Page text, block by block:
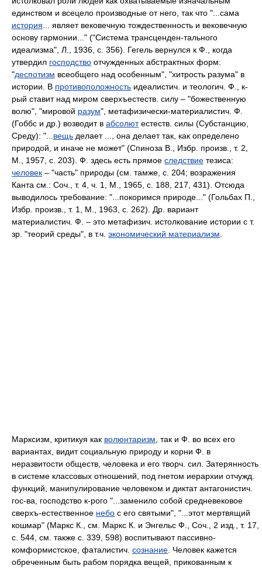
единством и всецело производные от него, так что "...сама
история ... являет вековечную тождественность и вековечную
основу гармонии..." ("Система трансценден-тального
идеализма", Л., 1936, с. 356). Гегель вернулся к Ф., когда
утвердил господство отчужденных абстрактных форм:
"деспотизм всеобщего над особенным", "хитрость разума" в
истории. В противоположность идеалистич. и теологич. Ф., к-
рый ставит над миром сверхъестеств. силу – "божественную
волю", "мировой разум", метафизически-материалистич. Ф.
(Гоббс и др.) возводит в абсолютестеств. силы (Субстанцию,
Среду): "... вещь делает ..., она делает так, как определено
природой, и иначе не может" (Спиноза В., Избр. произв., т. 2,
М., 1957, с. 203). Ф. здесь есть прямое следствие тезиса:
человек – "часть" природы (см. тамже, с. 204; возражения
Канта см.: Соч., т. 4, ч. 1, М., 1965, с. 188, 217, 431). Отсюда
выводилось требование: "...покоримся природе..." (Гольбах П.,
Избр. произв., т. 1, М., 1963, с. 262). Др. вариант
материалистич. Ф. – это метафизич. истолкование истории с т.
зр. "теорий среды", в т.ч. экономический материализм
Марксизм, критикуя как волюнтаризм , так и Ф. во всех его
вариантах, видит социальную природу и корни Ф. в
неразвитости обществ, человека и его творч. сил. Затерянность
в системе классовых отношений, под гнетом иерархии отчужд.
функций, манипулирование человеком и диктат антагонистич.
гос-ва, господство к-рого "...заменило собой средневековое
сверхъ-естественное небо с его святыми", "...этот мертвящий
кошмар" (Маркс К., см. Маркс К. и Энгельс Ф., Соч., 2 изд., т. 17,
с. 544, см. также с. 339, 598) воспитывают пассивно-
комформистское, фаталистич. сознание . Человек кажется
обреченным быть рабом порядка вещей, прикованным к